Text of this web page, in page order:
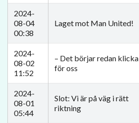
2024-
08-04
00:38
Laget mot Man United!
2024-
08-02
11:52
– Det börjar redan klicka
för oss
2024-
08-01
05:44
Slot: Vi är på väg i rätt
riktning